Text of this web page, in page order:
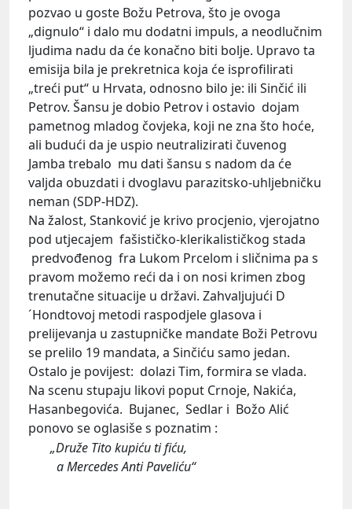
pozvao u goste Božu Petrova, što je ovoga
„dignulo“ i dalo mu dodatni impuls, a neodlučnim
ljudima nadu da će konačno biti bolje. Upravo ta
emisija bila je prekretnica koja će isprofilirati
„treći put“ u Hrvata, odnosno bilo je: ili Sinčić ili
Petrov. Šansu je dobio Petrov i ostavio dojam
pametnog mladog čovjeka, koji ne zna što hoće,
ali budući da je uspio neutralizirati čuvenog
Jamba trebalo mu dati šansu s nadom da će
valjda obuzdati i dvoglavu parazitsko-uhljebničku
neman (SDP-HDZ).
Na žalost, Stanković je krivo procjenio, vjerojatno
pod utjecajem fašističko-klerikalističkog stada
predvođenog fra Lukom Prcelom i sličnima pa s
pravom možemo reći da i on nosi krimen zbog
trenutačne situacije u državi. Zahvaljujući D
´Hondtovoj metodi raspodjele glasova i
prelijevanja u zastupničke mandate Boži Petrovu
se prelilo 19 mandata, a Sinčiću samo jedan.
Ostalo je povijest: dolazi Tim, formira se vlada.
Na scenu stupaju likovi poput Crnoje, Nakića,
Hasanbegovića. Bujanec, Sedlar i Božo Alić
ponovo se oglasiše s poznatim :
„Druže Tito kupiću ti fiću,
a Mercedes Anti Paveliću“